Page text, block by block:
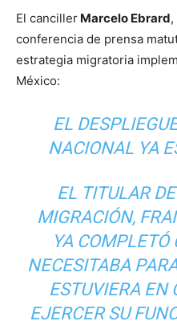
El canciller Marcelo Ebrard
conferencia de prensa
estrategia migratoria
México:
EL
NACIONAL YA
EL TITULAR
MIGRACIÓN,
YA
NECESITABA
ESTUVIERA EN
EJERCER SU